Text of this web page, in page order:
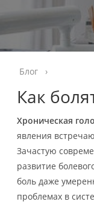
Блог ›
Как
Хроническая
явления
Зачастую
развитие
боль даже
проблемах в